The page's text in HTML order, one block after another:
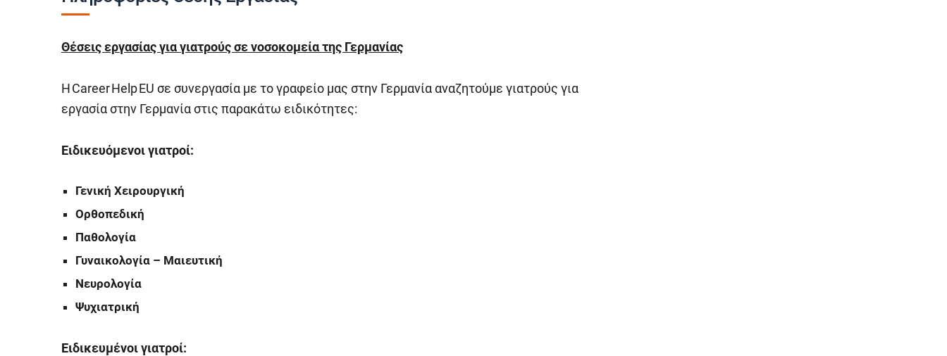
Θέσεις εργασίας για γιατρούς σε νοσοκομεία της Γερμανίας
Η Career Help EU σε συνεργασία με το γραφείο μας στην Γερμανία αναζητούμε γιατρούς για
εργασία στην Γερμανία στις παρακάτω ειδικότητες:
Ειδικευόμενοι γιατροί:
Γενική Χειρουργική
Ορθοπεδική
Παθολογία
Γυναικολογία – Μαιευτική
Νευρολογία
Ψυχιατρική
Ειδικευμένοι γιατροί: